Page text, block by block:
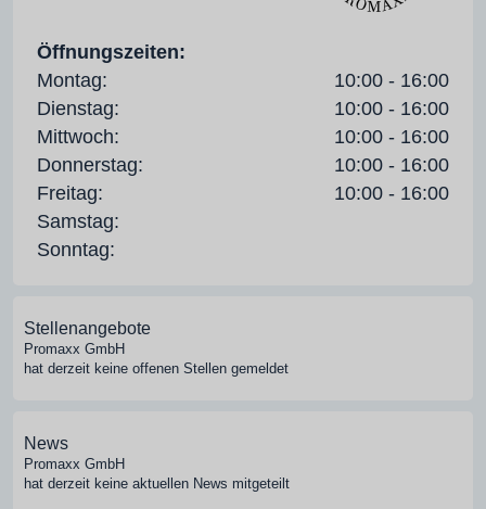
Öffnungszeiten:
Montag:
10:00 - 16:00
Dienstag:
10:00 - 16:00
Mittwoch:
10:00 - 16:00
Donnerstag:
10:00 - 16:00
Freitag:
10:00 - 16:00
Samstag:
Sonntag:
Stellenangebote
Promaxx GmbH
hat derzeit keine offenen Stellen gemeldet
News
Promaxx GmbH
hat derzeit keine aktuellen News mitgeteilt